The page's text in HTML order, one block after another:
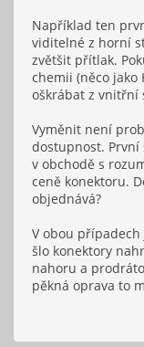
Například ten
viditelné z horní
zvětšit přítlak.
chemii (něco jako
oškrábat z vnitřní
Vyměnit není
dostupnost.
v obchodě s
ceně konektoru.
objednává?
V obou
šlo konektory
nahoru a
pěkná oprava to